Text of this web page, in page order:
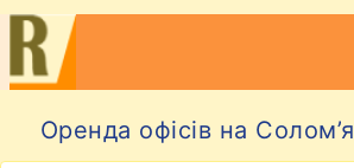
Оренда офісів на